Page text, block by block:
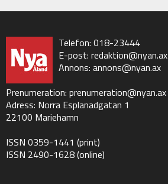
Telefon: 018-23444
E-post: redaktion@nyan.ax
Annons: annons@nyan.ax
Prenumeration: prenumeration@nyan.ax
Adress: Norra Esplanadgatan 1
22100 Mariehamn
ISSN 0359-1441 (print)
ISSN 2490-1628 (online)